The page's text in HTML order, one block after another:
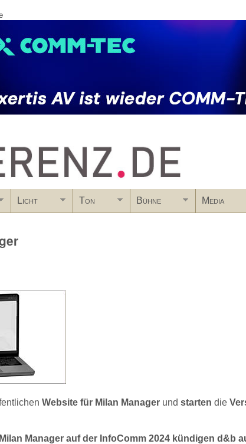
Licht Ton Bühne Media
Website für Milan Manager und starten die
Manager auf der InfoComm 2024 kündigen d&b